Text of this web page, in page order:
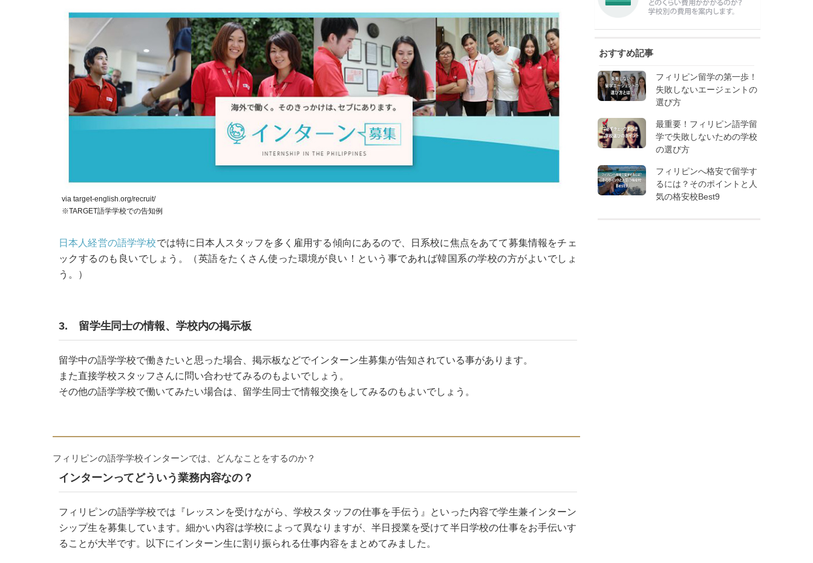
via target-english.org/recruit/
※TARGET語学学校での告知例
日本人経営の語学学校では特に日本人スタッフを多く雇用する傾向にあるので、日系校に焦点をあてて募集情報をチェ
ックするのも良いでしょう。（英語をたくさん使った環境が良い！という事であれば韓国系の学校の方がよいでしょ
う。）
3. 留学生同士の情報、学校内の掲示板
留学中の語学学校で働きたいと思った場合、掲示板などでインターン生募集が告知されている事があります。
また直接学校スタッフさんに問い合わせてみるのもよいでしょう。
その他の語学学校で働いてみたい場合は、留学生同士で情報交換をしてみるのもよいでしょう。
フィリピンの語学学校インターンでは、どんなことをするのか？
インターンってどういう業務内容なの？
フィリピンの語学学校では『レッスンを受けながら、学校スタッフの仕事を手伝う』といった内容で学生兼インターン
シップ生を募集しています。細かい内容は学校によって異なりますが、半日授業を受けて半日学校の仕事をお手伝いす
ることが大半です。以下にインターン生に割り振られる仕事内容をまとめてみました。
おすすめ記事
フィリピン留学の第一歩！
失敗しないエージェントの
選び方
最重要！フィリピン語学留
学で失敗しないための学校
の選び方
フィリピンへ格安で留学す
るには？そのポイントと人
気の格安校Best9